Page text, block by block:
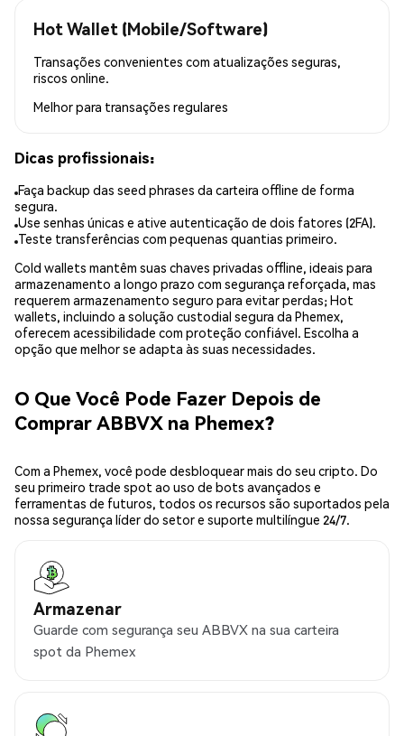
Hot Wallet (Mobile/Software)
Transações convenientes com atualizações seguras,
riscos online.
Melhor para transações regulares
Dicas profissionais:
Faça backup das seed phrases da carteira offline de forma
segura.
Use senhas únicas e ative autenticação de dois fatores (2FA).
Teste transferências com pequenas quantias primeiro.
Cold wallets mantêm suas chaves privadas offline, ideais para
armazenamento a longo prazo com segurança reforçada, mas
requerem armazenamento seguro para evitar perdas; Hot
wallets, incluindo a solução custodial segura da Phemex,
oferecem acessibilidade com proteção confiável. Escolha a
opção que melhor se adapta às suas necessidades.
O Que Você Pode Fazer Depois de
Comprar ABBVX na Phemex?
Com a Phemex, você pode desbloquear mais do seu cripto. Do
seu primeiro trade spot ao uso de bots avançados e
ferramentas de futuros, todos os recursos são suportados pela
nossa segurança líder do setor e suporte multilíngue 24/7.
Armazenar
Guarde com segurança seu ABBVX na sua carteira
spot da Phemex